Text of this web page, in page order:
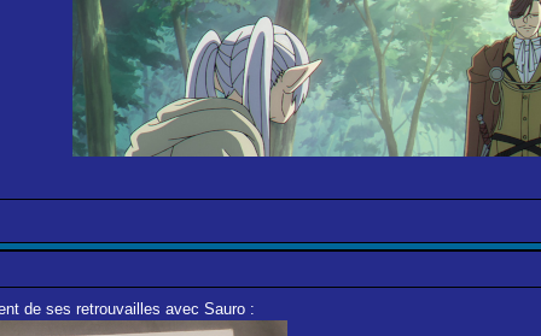
de ses retrouvailles avec Sauro :